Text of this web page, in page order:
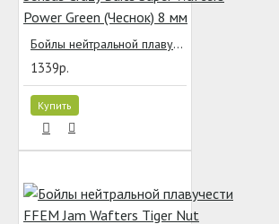
Бойлы нейтральной плавучести Sensas Crazy Baits Super Wafters Power Green (Чеснок) 8 мм
1339р.
Купить